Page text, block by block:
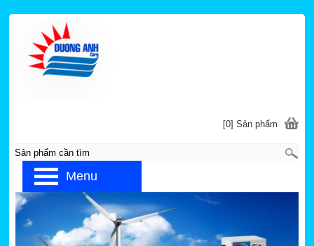
Trang chủ »ISHAN »PHỤ KIỆN
[0] Sản phẩm
Menu